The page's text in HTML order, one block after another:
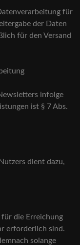
für
der Daten
für den Versand
infolge
ist § 7 Abs.
dient dazu,
für die Erreichung
erforderlich sind.
solange